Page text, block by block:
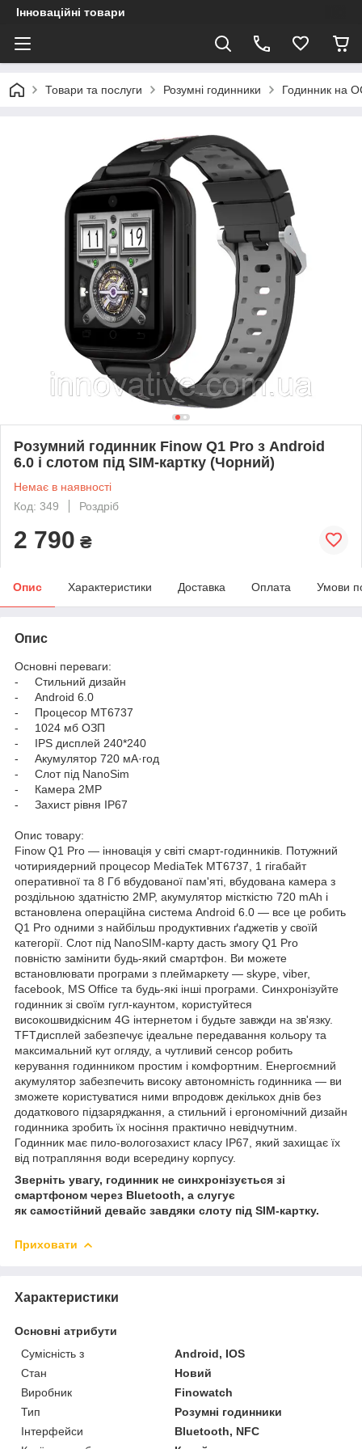
Інноваційні товари
Товари та послуги Розумні годинники Годинник на
Розумний годинник Finow Q1 Pro з Android
6.0 і слотом під SIM-картку (Чорний)
Немає в наявності
Код: 349
Роздріб
2 790 ₴
Опис Характеристики Доставка Оплата Умови
Опис
Основні переваги:
- Стильний дизайн
- Android 6.0
- Процесор MT6737
- 1024 мб ОЗП
- IPS дисплей 240*240
- Акумулятор 720 мА·год
- Слот під NanoSim
- Камера 2MP
- Захист рівня IP67
Опис товару:
Finow Q1 Pro — інновація у світі смарт-годинників. Потужний
чотириядерний процесор MediaTek MT6737, 1 гігабайт
оперативної та 8 Гб вбудованої пам'яті, вбудована камера з
роздільною здатністю 2MP, акумулятор місткістю 720 mAh і
встановлена операційна система Android 6.0 — все це робить
Q1 Pro одними з найбільш продуктивних ґаджетів у своїй
категорії. Слот під NanoSIM-карту дасть змогу Q1 Pro
повністю замінити будь-який смартфон. Ви можете
встановлювати програми з плеймаркету — skype, viber,
facebook, MS Office та будь-які інші програми. Синхронізуйте
годинник зі своїм гугл-каунтом, користуйтеся
високошвидкісним 4G інтернетом і будьте завжди на зв'язку.
TFTдисплей забезпечує ідеальне передавання кольору та
максимальний кут огляду, а чутливий сенсор робить
керування годинником простим і комфортним. Енергоємний
акумулятор забезпечить високу автономність годинника — ви
зможете користуватися ними впродовж декількох днів без
додаткового підзаряджання, а стильний і ергономічний дизайн
годинника зробить їх носіння практично невідчутним.
Годинник має пило-вологозахист класу IP67, який захищає їх
від потрапляння води всередину корпусу.
Зверніть увагу, годинник не синхронізується зі
смартфоном через Bluetooth, а слугує
як самостійний девайс завдяки слоту під SIM-картку.
Приховати
Характеристики
Основні атрибути
Сумісність з
Android, IOS
Стан
Новий
Виробник
Finowatch
Тип
Розумні годинники
Інтерфейси
Bluetooth, NFC